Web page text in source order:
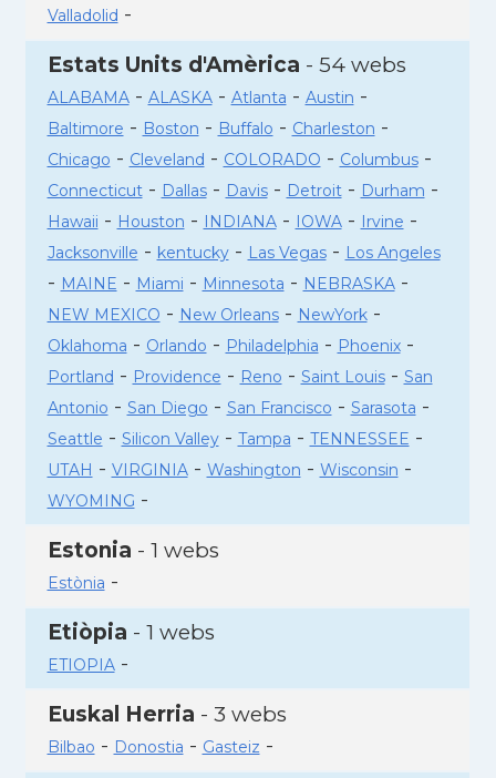
Valladolid -
Estats Units d'Amèrica - 54 webs
ALABAMA- ALASKA- Atlanta - Austin -
Baltimore - Boston - Buffalo - Charleston -
Chicago - Cleveland - COLORADO - Columbus-
Connecticut- Dallas- Davis- Detroit- Durham -
Hawaii - Houston - INDIANA- IOWA- Irvine -
Jacksonville - kentucky- Las Vegas- Los Angeles
- MAINE - Miami - Minnesota - NEBRASKA-
NEW MEXICO - New Orleans- NewYork-
Oklahoma - Orlando - Philadelphia - Phoenix-
Portland - Providence - Reno - Saint Louis- San
Antonio - San Diego - San Francisco - Sarasota -
Seattle - Silicon Valley- Tampa - TENNESSEE -
UTAH - VIRGINIA- Washington - Wisconsin -
WYOMING -
Estonia - 1 webs
Estònia -
Etiòpia - 1 webs
ETIOPIA-
Euskal Herria - 3 webs
Bilbao - Donostia - Gasteiz -